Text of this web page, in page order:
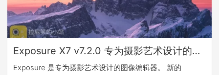
Exposure X7 v7.2.0 专为摄影艺术设计的图像编辑器_包含独立软件及PS/LR插件(Win&Mac)
Exposure 是专为摄影艺术设计的图像编辑器。 新的